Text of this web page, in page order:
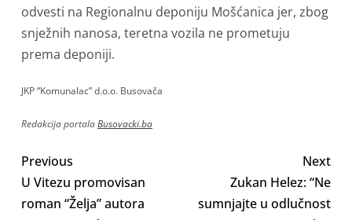
odvesti na Regionalnu deponiju Mošćanica jer, zbog
snježnih nanosa, teretna vozila ne prometuju
prema deponiji.
JKP “Komunalac” d.o.o. Busovača
Redakcija portalaBusovacki.ba
Previous
U Vitezu promovisan
roman “Želja” autora
Next
Zukan Helez: “Ne
sumnjajte u odlučnost